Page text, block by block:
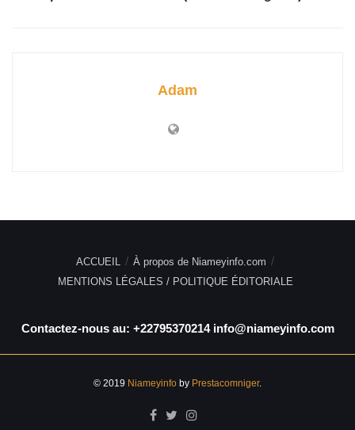
Adam
ACCUEIL
À propos de Niameyinfo.com
MENTIONS LÉGALES / POLITIQUE ÉDITORIALE
Contactez-nous au: +22795370214 info@niameyinfo.com
© 2019 Niameyinfo by Prestacomniger.